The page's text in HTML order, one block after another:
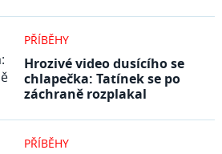
PŘÍBĚHY
Hrozivé video dusícího se
chlapečka: Tatínek se po
záchraně rozplakal
PŘÍBĚHY